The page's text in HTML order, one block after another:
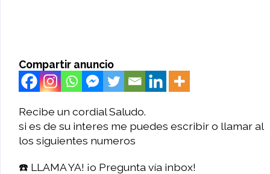
Compartir anuncio
Recibe un cordial Saludo.
si es de su interes me puedes escribir o llamar al
los siguientes numeros
☎️ LLAMA YA! ¡o Pregunta vía inbox!